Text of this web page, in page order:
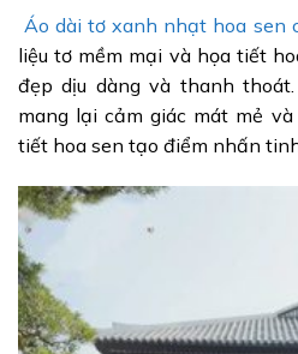
Áo dài tơ xanh nhạt hoa sen
liệu tơ mềm mại và họa tiết
đẹp dịu dàng và thanh
mang lại cảm giác mát mẻ
tiết hoa sen tạo điểm nhấn